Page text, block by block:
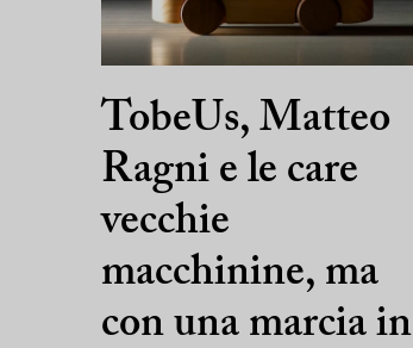
TobeUs, Matteo
Ragni e le care
vecchie
macchinine, ma
con una marcia in